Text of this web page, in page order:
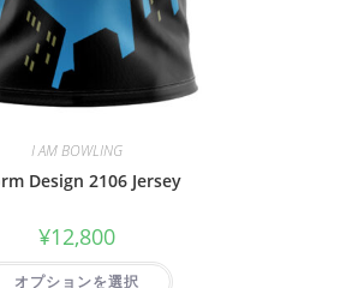
I AM BOWLING
Design 2106 Jersey
¥12,800
オプションを選択